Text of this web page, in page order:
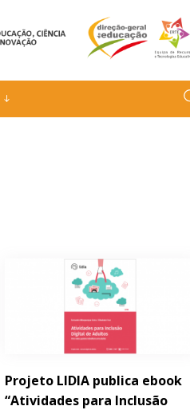
Projeto LIDIA publica ebook
“Atividades para Inclusão